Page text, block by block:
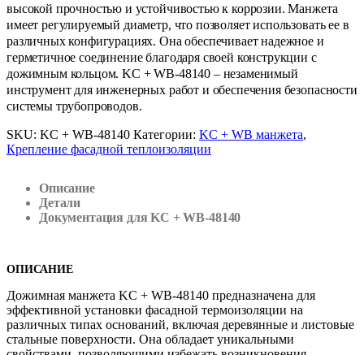
высокой прочностью и устойчивостью к коррозии. Манжета
имеет регулируемый диаметр, что позволяет использовать ее в
различных конфигурациях. Она обеспечивает надежное и
герметичное соединение благодаря своей конструкции с
дожимным кольцом. KC + WB-48140 – незаменимый
инструмент для инженерных работ и обеспечения безопасности
системы трубопроводов.
SKU: KC + WB-48140 Категории: KC + WB манжета,
Крепление фасадной теплоизоляции
Описание
Детали
Документация для KC + WB-48140
ОПИСАНИЕ
Дожимная манжета KC + WB-48140 предназначена для
эффективной установки фасадной термоизоляции на
различных типах оснований, включая деревянные и листовые
стальные поверхности. Она обладает уникальными